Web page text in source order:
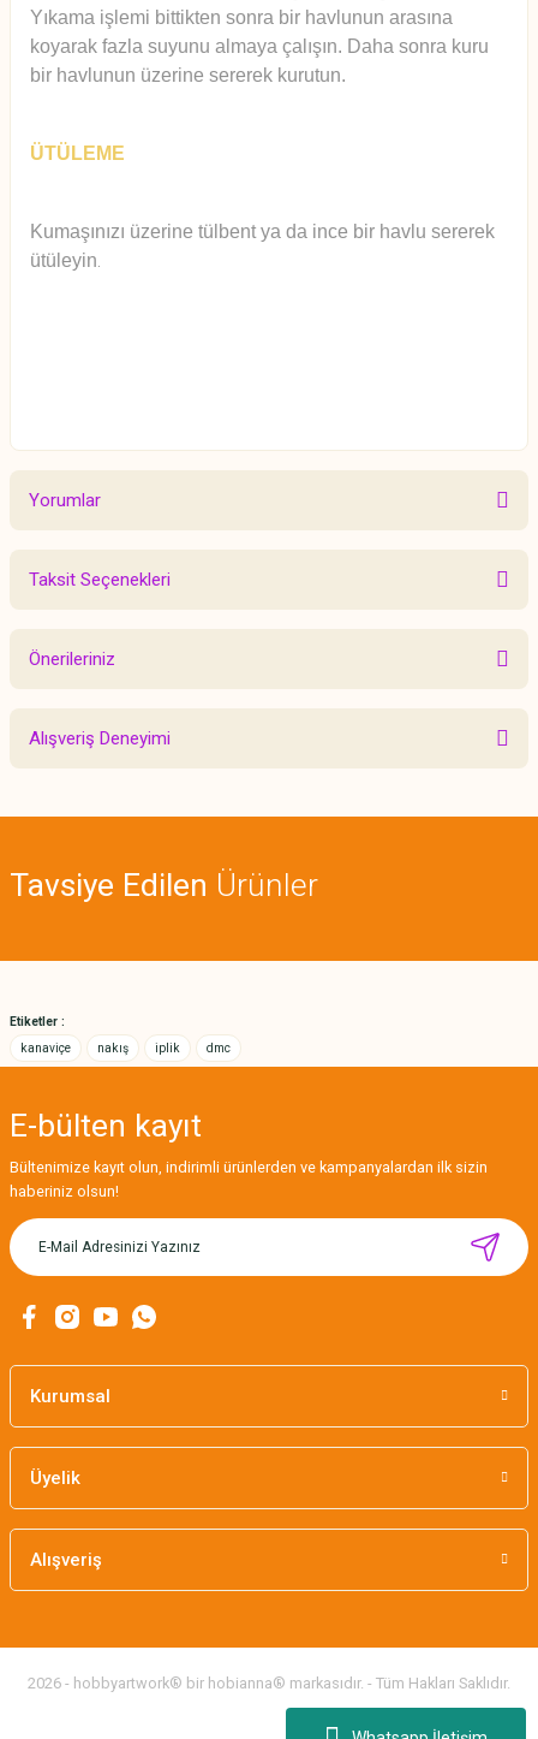
Yıkama işlemi bittikten sonra bir havlunun arasına
koyarak fazla suyunu almaya çalışın. Daha sonra kuru
bir havlunun üzerine sererek kurutun.
ÜTÜLEME
Kumaşınızı üzerine tülbent ya da ince bir havlu sererek
ütüleyin.
Yorumlar
Taksit Seçenekleri
Önerileriniz
Bu ürünün fiyat bilgisi, resim, ürün açıklamalarında ve diğer konularda
yetersiz gördüğünüz noktaları öneri formunu kullanarak tarafımıza
Ürün açıklamasında eksik bilgiler bulunuyor.
Alışveriş Deneyimi
Tavsiye Edilen Ürünler
MIKNATISLI İĞNE TUTUCU-BAHAR
Etiketler :
kanaviçe
nakış iplik dmc
E-bülten kayıt
Bültenimize kayıt olun, indirimli ürünlerden ve kampanyalardan ilk sizin
haberiniz olsun!
Kurumsal
Üyelik
Alışveriş
2026 - hobbyartwork® bir hobianna® markasıdır. - Tüm Hakları Saklıdır.